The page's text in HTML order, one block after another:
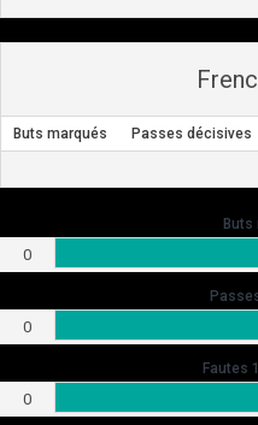
Buts marqués Passes décisives
Buts
0
0
Fautes
0